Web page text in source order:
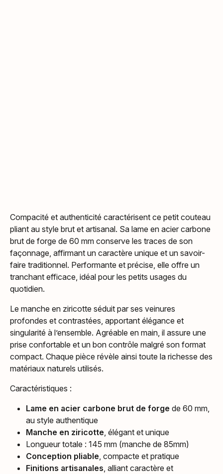
Compacité et authenticité caractérisent ce petit couteau
pliant au style brut et artisanal. Sa lame en acier carbone
brut de forge de 60 mm conserve les traces de son
façonnage, affirmant un caractère unique et un savoir-
faire traditionnel. Performante et précise, elle offre un
tranchant efficace, idéal pour les petits usages du
quotidien.
Le manche en ziricotte séduit par ses veinures
profondes et contrastées, apportant élégance et
singularité à l’ensemble. Agréable en main, il assure une
prise confortable et un bon contrôle malgré son format
compact. Chaque pièce révèle ainsi toute la richesse des
matériaux naturels utilisés.
Caractéristiques :
Lame en acier carbone brut de forge de 60 mm,
au style authentique
Manche en ziricotte, élégant et unique
Longueur totale : 145 mm (manche de 85mm)
Conception pliable, compacte et pratique
Finitions artisanales, alliant caractère et